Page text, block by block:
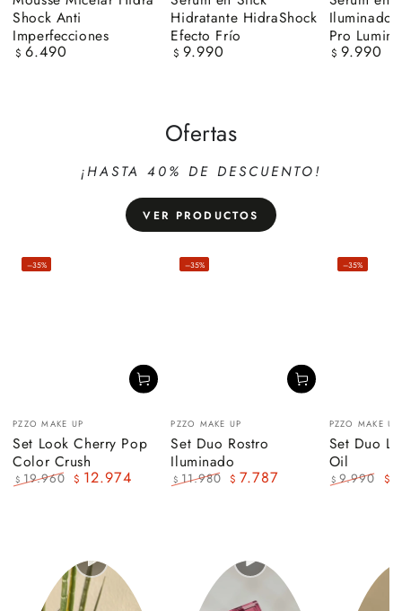
Shock Anti
Imperfecciones
Precio
$ 6.490
Hidratante HidraShock
Efecto Frío
Precio
$ 9.990
Pro
Precio
$ 9.990
Ofertas
¡HASTA 40% DE DESCUENTO!
VER PRODUCTOS
Vendedor:
PZZO MAKE UP
Set Look Cherry Pop
Color Crush
$ 19.960
$ 12.974
–35%
Vendedor:
PZZO MAKE UP
Set Duo Rostro
Iluminado
$ 11.980
$ 7.787
–35%
Vendedor:
PZZO MAKE UP
Set Duo
Oil
$ 9.990
$
–35%